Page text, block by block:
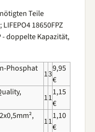
Teile
18650FPZ
- doppelte Kapazität,
Phosphat
13
9,95
€
11
1,15
€
11
1,10
€